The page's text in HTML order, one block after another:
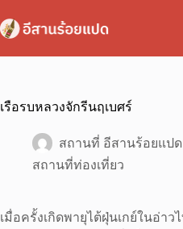
to
content
เรือรบหลวงจักรีนฤเบศร์
สถานที่ อีสานร้อยแปด
สถานที่ท่องเที่ยว
เมื่อครั้งเกิดพายุไต้ฝุ่นเกย์ในอ่า